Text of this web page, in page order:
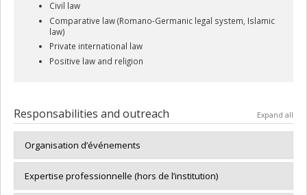
Civil law
Comparative law (Romano-Germanic legal system, Islamic
law)
Private international law
Positive law and religion
Responsabilities and outreach Expand all
Organisation d’événements
Expertise professionnelle (hors de l’institution)